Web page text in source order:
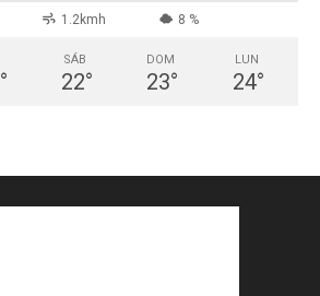
1.2kmh 8 %
°
SÁB
22°
DOM
23°
LUN
24°